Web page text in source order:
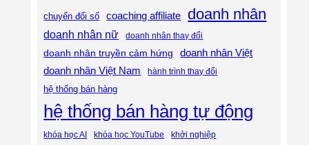
chuyển đổi số coaching affiliate doanh nhân
doanh nhân nữ doanh nhân thay đổi
doanh nhân truyền cảm hứng
doanh nhân Việt
doanh nhân Việt Nam
hành trình thay đổi
hệ thống bán hàng
hệ thống bán hàng tự động
khóa học AI khóa học YouTube khởi nghiệp